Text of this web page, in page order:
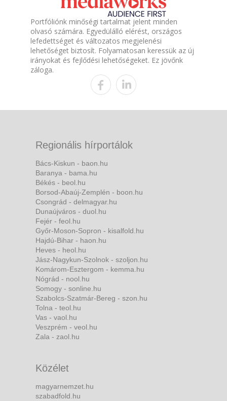
Portfóliónk minőségi tartalmat jelent minden
olvasó számára. Egyedülálló elérést, országos
lefedettséget és változatos megjelenési
lehetőséget biztosít. Folyamatosan keressük az új
irányokat és fejlődési lehetőségeket. Ez jövőnk
záloga.
Regionális hírportálok
Bács-Kiskun - baon.hu
Baranya - bama.hu
Békés - beol.hu
Borsod-Abaúj-Zemplén - boon.hu
Csongrád - delmagyar.hu
Dunaújváros - duol.hu
Fejér - feol.hu
Győr-Moson-Sopron - kisalfold.hu
Hajdú-Bihar - haon.hu
Heves - heol.hu
Jász-Nagykun-Szolnok - szoljon.hu
Komárom-Esztergom - kemma.hu
Nógrád - nool.hu
Somogy - sonline.hu
Szabolcs-Szatmár-Bereg - szon.hu
Tolna - teol.hu
Vas - vaol.hu
Veszprém - veol.hu
Zala - zaol.hu
Közélet
magyarnemzet.hu
szabadfold.hu